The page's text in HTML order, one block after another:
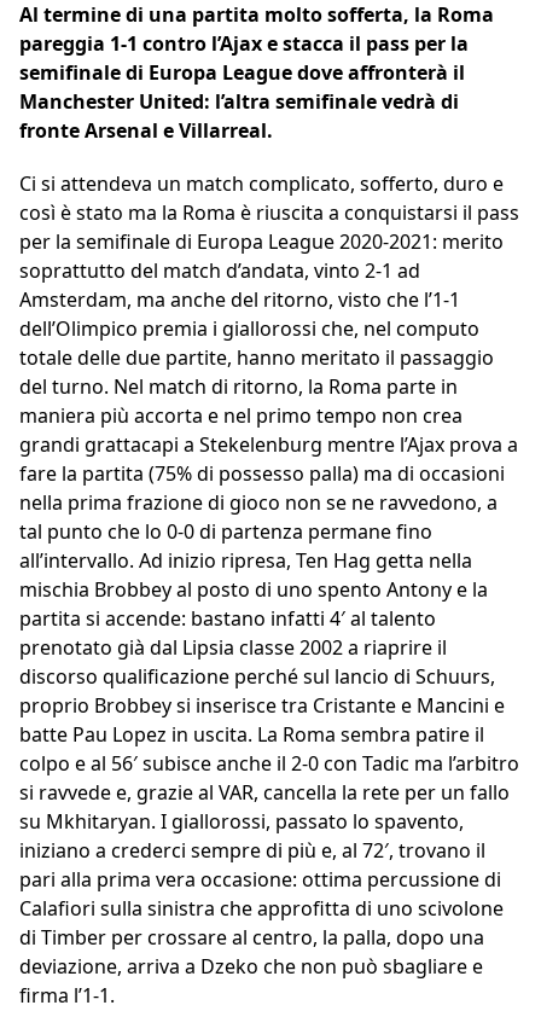
Al termine di una partita molto sofferta, la Roma
pareggia 1-1 contro l’Ajax e stacca il pass per la
semifinale di Europa League dove affronterà il
Manchester United: l’altra semifinale vedrà di
fronte Arsenal e Villarreal.
Ci si attendeva un match complicato, sofferto, duro e
così è stato ma la Roma è riuscita a conquistarsi il pass
per la semifinale di Europa League 2020-2021: merito
soprattutto del match d’andata, vinto 2-1 ad
Amsterdam, ma anche del ritorno, visto che l’1-1
dell’Olimpico premia i giallorossi che, nel computo
totale delle due partite, hanno meritato il passaggio
del turno. Nel match di ritorno, la Roma parte in
maniera più accorta e nel primo tempo non crea
grandi grattacapi a Stekelenburg mentre l’Ajax prova a
fare la partita (75% di possesso palla) ma di occasioni
nella prima frazione di gioco non se ne ravvedono, a
tal punto che lo 0-0 di partenza permane fino
all’intervallo. Ad inizio ripresa, Ten Hag getta nella
mischia Brobbey al posto di uno spento Antony e la
partita si accende: bastano infatti 4′ al talento
prenotato già dal Lipsia classe 2002 a riaprire il
discorso qualificazione perché sul lancio di Schuurs,
proprio Brobbey si inserisce tra Cristante e Mancini e
batte Pau Lopez in uscita. La Roma sembra patire il
colpo e al 56′ subisce anche il 2-0 con Tadic ma l’arbitro
si ravvede e, grazie al VAR, cancella la rete per un fallo
su Mkhitaryan. I giallorossi, passato lo spavento,
iniziano a crederci sempre di più e, al 72′, trovano il
pari alla prima vera occasione: ottima percussione di
Calafiori sulla sinistra che approfitta di uno scivolone
di Timber per crossare al centro, la palla, dopo una
deviazione, arriva a Dzeko che non può sbagliare e
firma l’1-1.